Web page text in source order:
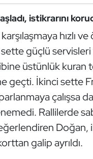
istikrarını
hızlı
sette güçlü
üstünlük kuran
geçti. İkinci sette
çalışsa
Rallilerde
galip ayrıldı.
Sporcular